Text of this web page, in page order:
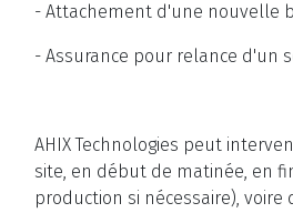
- Attachement d'une nouvelle
- Assurance pour relance d'un
AHIX Technologies peut
site, en début de matinée, en
production si nécessaire),